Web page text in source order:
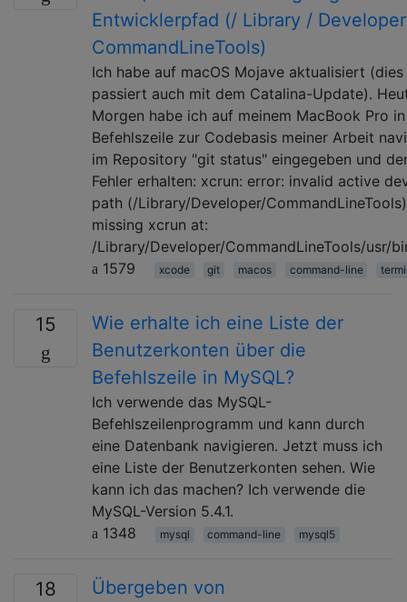
Entwicklerpfad (/ Library /
CommandLineTools)
Ich habe auf macOS Mojave aktualisiert (dies
passiert auch mit dem Catalina-Update).
Morgen habe ich auf meinem MacBook Pro
Befehlszeile zur Codebasis meiner Arbeit
im Repository "git status" eingegeben und
Fehler erhalten: xcrun: error: invalid active
path (/Library/Developer/
missing xcrun at:
/Library/Developer/CommandLineTools/usr/
1579
xcode git macos command-line
15
Wie erhalte ich eine Liste der
Benutzerkonten über die
Befehlszeile in MySQL?
Ich verwende das MySQL-
Befehlszeilenprogramm und kann durch
eine Datenbank navigieren. Jetzt muss ich
eine Liste der Benutzerkonten sehen. Wie
kann ich das machen? Ich verwende die
MySQL-Version 5.4.1.
1348
mysql command-line mysql5
18
Übergeben von